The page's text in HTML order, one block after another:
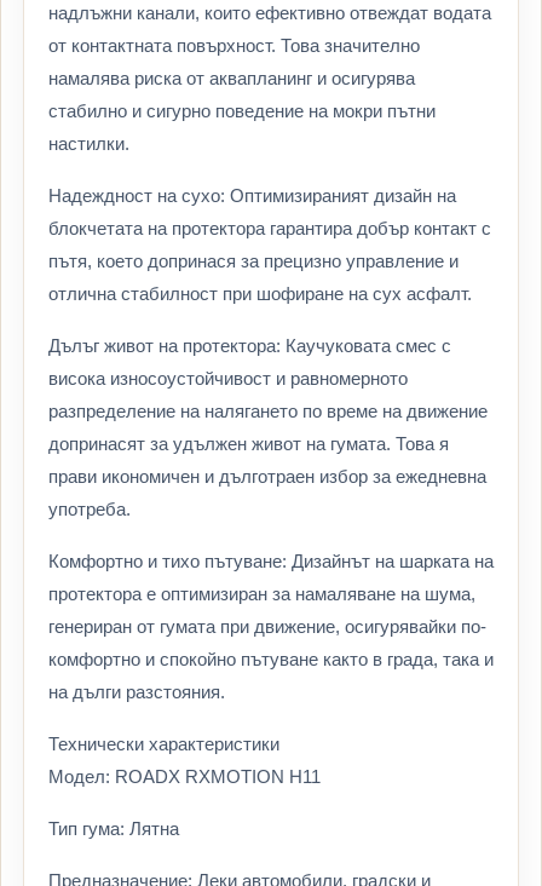
надлъжни канали, които ефективно отвеждат водата
от контактната повърхност. Това значително
намалява риска от аквапланинг и осигурява
стабилно и сигурно поведение на мокри пътни
настилки.
Надеждност на сухо: Оптимизираният дизайн на
блокчетата на протектора гарантира добър контакт с
пътя, което допринася за прецизно управление и
отлична стабилност при шофиране на сух асфалт.
Дълъг живот на протектора: Каучуковата смес с
висока износоустойчивост и равномерното
разпределение на налягането по време на движение
допринасят за удължен живот на гумата. Това я
прави икономичен и дълготраен избор за ежедневна
употреба.
Комфортно и тихо пътуване: Дизайнът на шарката на
протектора е оптимизиран за намаляване на шума,
генериран от гумата при движение, осигурявайки по-
комфортно и спокойно пътуване както в града, така и
на дълги разстояния.
Технически характеристики
Модел: ROADX RXMOTION H11
Тип гума: Лятна
Предназначение: Леки автомобили, градски и